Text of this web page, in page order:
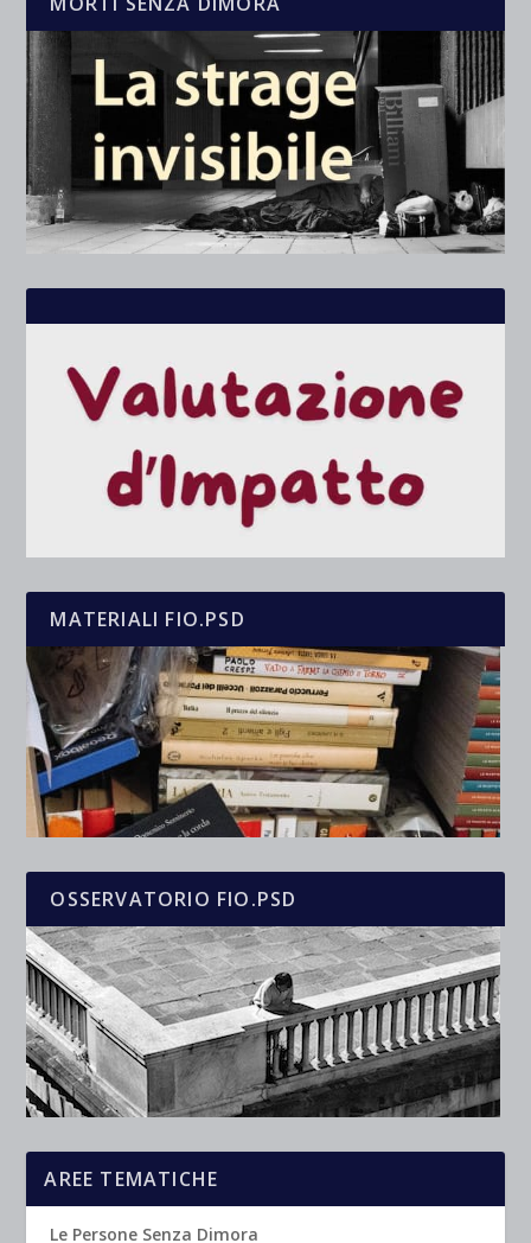
MATERIALI FIO.PSD
OSSERVATORIO FIO.PSD
AREE TEMATICHE
Le Persone Senza Dimora